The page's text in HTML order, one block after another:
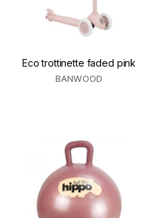
Eco trottinette faded pink
BANWOOD